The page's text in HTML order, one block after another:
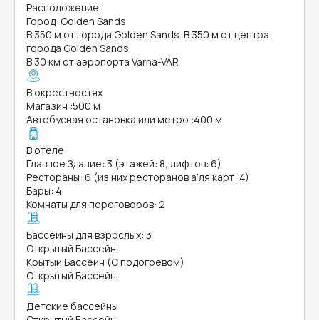
Расположение
Город :Golden Sands
В 350 м от города Golden Sands. В 350 м от центра
города Golden Sands
В 30 км от аэропорта Varna-VAR
В окрестностях
Магазин :500 м
Автобусная остановка или метро :400 м
В отеле
Главное Здание: 3 (этажей: 8, лифтов: 6)
Рестораны: 6 (из них ресторанов а’ля карт: 4)
Бары: 4
Комнаты для переговоров: 2
Бассейны для взрослых: 3
Открытый Бассейн
Крытый Бассейн (С подогревом)
Открытый Бассейн
Детские бассейны